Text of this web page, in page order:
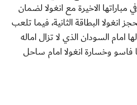
الاخيرة مع انغولا لضمان
انغولا البطاقة الثانية، فيما تلعب
امام السودان الذي لا تزال اماله
وخسارة انغولا امام ساحل